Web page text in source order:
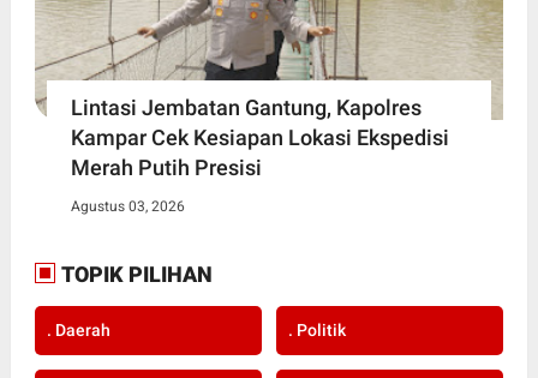
Lintasi Jembatan Gantung, Kapolres
Kampar Cek Kesiapan Lokasi Ekspedisi
Merah Putih Presisi
Agustus 03, 2026
TOPIK PILIHAN
. Daerah . Politik